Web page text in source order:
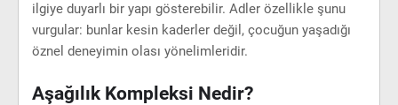
ilgiye duyarlı bir yapı gösterebilir. Adler özellikle şunu
vurgular: bunlar kesin kaderler değil, çocuğun yaşadığı
öznel deneyimin olası yönelimleridir.
Aşağılık Kompleksi Nedir?